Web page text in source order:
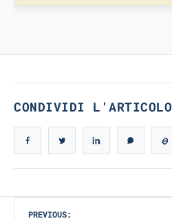
CONDIVIDI L'ARTICOLO
Post
PREVIOUS: